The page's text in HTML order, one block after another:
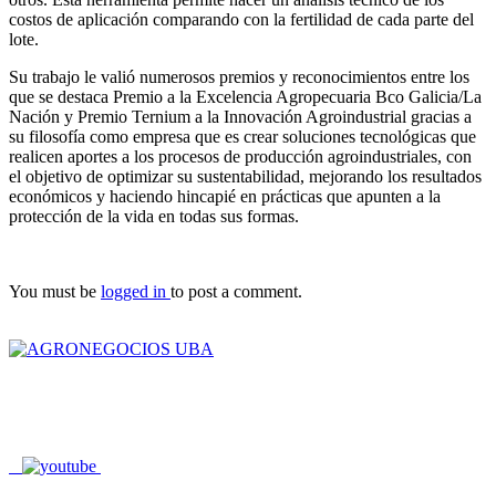
costos de aplicación comparando con la fertilidad de cada parte del
lote.
Su trabajo le valió numerosos premios y reconocimientos entre los
que se destaca Premio a la Excelencia Agropecuaria Bco Galicia/La
Nación y Premio Ternium a la Innovación Agroindustrial gracias a
su filosofía como empresa que es crear soluciones tecnológicas que
realicen aportes a los procesos de producción agroindustriales, con
el objetivo de optimizar su sustentabilidad, mejorando los resultados
económicos y haciendo hincapié en prácticas que apunten a la
protección de la vida en todas sus formas.
You must be logged in to post a comment.